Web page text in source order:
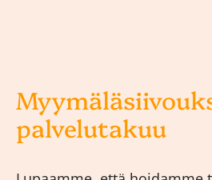
palvelutakuu